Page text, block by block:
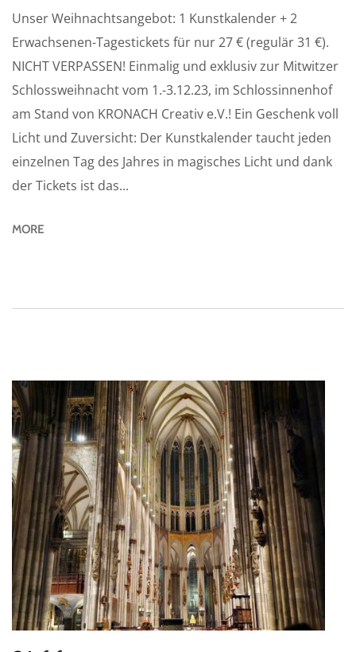
Unser Weihnachtsangebot: 1 Kunstkalender + 2
Erwachsenen-Tagestickets für nur 27 € (regulär 31 €).
NICHT VERPASSEN! Einmalig und exklusiv zur Mitwitzer
Schlossweihnacht vom 1.-3.12.23, im Schlossinnenhof
am Stand von KRONACH Creativ e.V.! Ein Geschenk voll
Licht und Zuversicht: Der Kunstkalender taucht jeden
einzelnen Tag des Jahres in magisches Licht und dank
der Tickets ist das...
MORE